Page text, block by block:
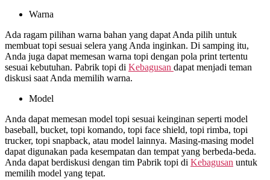
Warna
Ada ragam pilihan warna bahan yang dapat Anda pilih untuk
membuat topi sesuai selera yang Anda inginkan. Di samping itu,
Anda juga dapat memesan warna topi dengan pola print tertentu
sesuai kebutuhan. Pabrik topi di Kebagusan dapat menjadi teman
diskusi saat Anda memilih warna.
Model
Anda dapat memesan model topi sesuai keinginan seperti model
baseball, bucket, topi komando, topi face shield, topi rimba, topi
trucker, topi snapback, atau model lainnya. Masing-masing model
dapat digunakan pada kesempatan dan tempat yang berbeda-beda.
Anda dapat berdiskusi dengan tim Pabrik topi di Kebagusan untuk
memilih model yang tepat.